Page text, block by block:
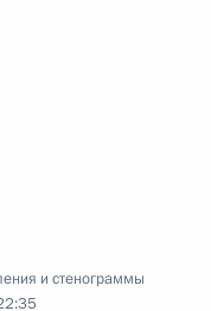
и стенограммы